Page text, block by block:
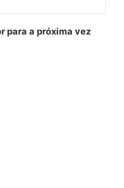
para a próxima vez